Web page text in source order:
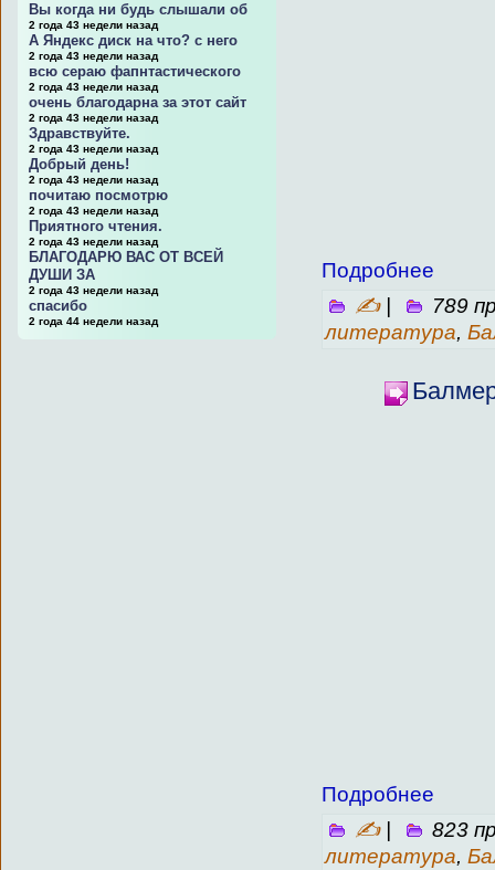
Вы когда ни будь слышали об
2 года 43 недели назад
А Яндекс диск на что? с него
2 года 43 недели назад
всю сераю фапнтастического
2 года 43 недели назад
очень благодарна за этот сайт
2 года 43 недели назад
Здравствуйте.
2 года 43 недели назад
Добрый день!
2 года 43 недели назад
почитаю посмотрю
2 года 43 недели назад
Приятного чтения.
2 года 43 недели назад
БЛАГОДАРЮ ВАС ОТ ВСЕЙ
ДУШИ ЗА
2 года 43 недели назад
спасибо
2 года 44 недели назад
Подробнее
✍|
789
литература,
Подробнее
✍|
823
литература,